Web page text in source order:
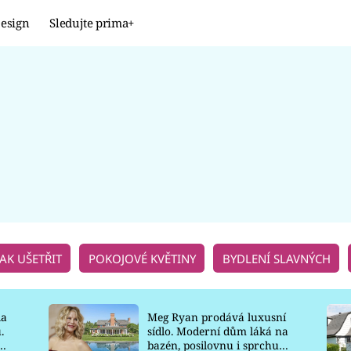
Sledujte prima+
UŠETŘIT POKOJOVÉ KVĚTINY BYDLENÍ SLAVNÝCH
Meg Ryan prodává luxusní
sídlo. Moderní dům láká na
bazén, posilovnu i sprchu